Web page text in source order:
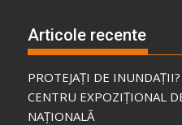
Articole recente
PROTEJAȚI DE INUNDAȚII?
CENTRU EXPOZIȚIONAL
NAȚIONALĂ